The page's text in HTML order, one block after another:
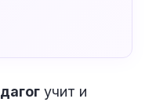
учит и